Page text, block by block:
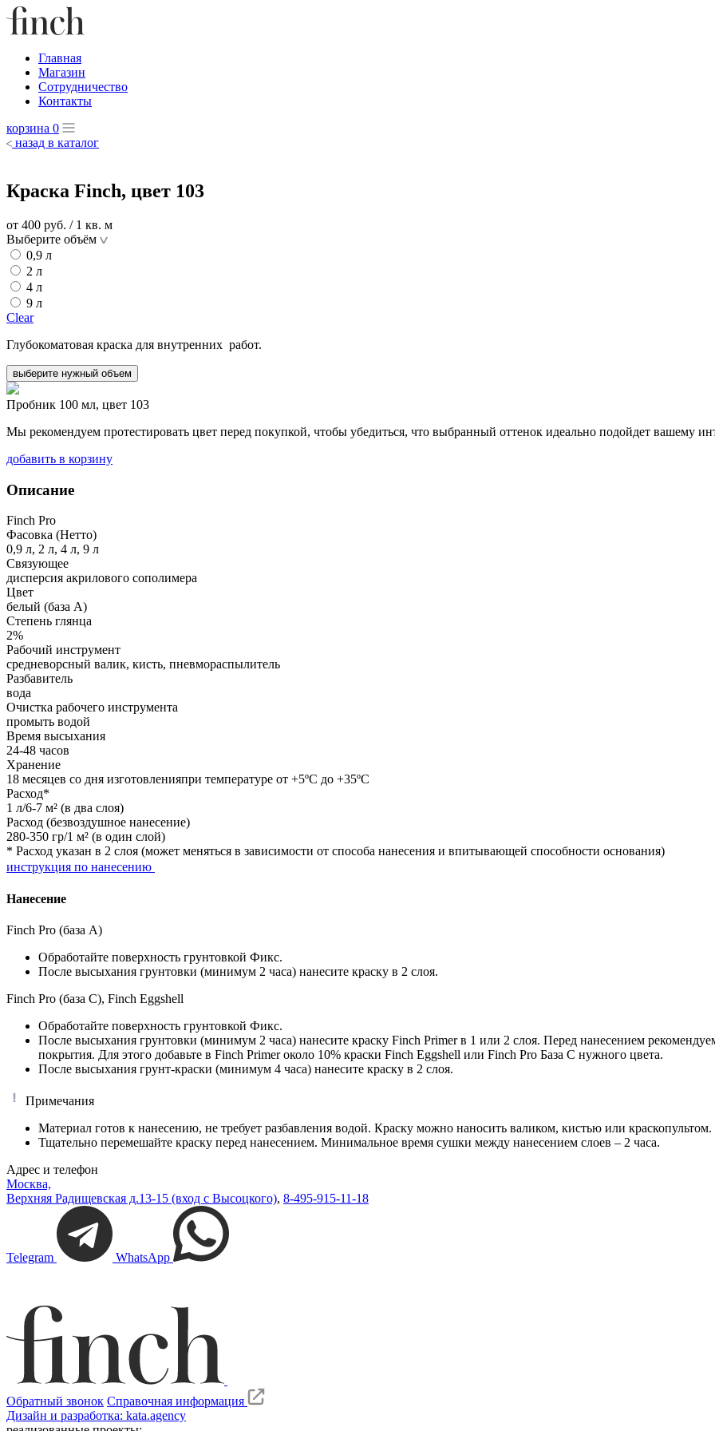
Главная
Магазин
Сотрудничество
Контакты
корзина 0
назад в каталог
Краска Finch, цвет 103
от 400 руб. / 1 кв. м
Выберите объём
0,9 л
2 л
4 л
9 л
Clear
Глубокоматовая краска для внутренних работ.
выберите нужный объем
Пробник 100 мл, цвет 103
Мы рекомендуем протестировать цвет перед покупкой, чтобы убедиться, что выбранный оттенок идеально подойдет вашему
добавить в корзину
Описание
Finch Pro
Фасовка (Нетто)
0,9 л, 2 л, 4 л, 9 л
Связующее
дисперсия акрилового сополимера
Цвет
белый (база А)
Степень глянца
2%
Рабочий инструмент
средневорсный валик, кисть, пневмораспылитель
Разбавитель
вода
Очистка рабочего инструмента
промыть водой
Время высыхания
24-48 часов
Хранение
18 месяцев со дня изготовленияпри температуре от +5ºС до +35ºС
Расход*
1 л/6-7 м² (в два слоя)
Расход (безвоздушное нанесение)
280-350 гр/1 м² (в один слой)
* Расход указан в 2 слоя (может меняться в зависимости от способа нанесения и впитывающей способности основания)
инструкция по нанесению
Нанесение
Finch Pro (база А)
Обработайте поверхность грунтовкой Фикс.
После высыхания грунтовки (минимум 2 часа) нанесите краску в 2 слоя.
Finch Pro (база C), Finch Eggshell
Обработайте поверхность грунтовкой Фикс.
После высыхания грунтовки (минимум 2 часа) нанесите краску Finch Primer в 1 или 2 слоя. Перед нанесением
покрытия. Для этого добавьте в Finch Primer около 10% краски Finch Eggshell или Finch Pro База C нужного цвета.
После высыхания грунт-краски (минимум 4 часа) нанесите краску в 2 слоя.
Примечания
Материал готов к нанесению, не требует разбавления водой. Краску можно наносить валиком, кистью или краскопультом.
Тщательно перемешайте краску перед нанесением. Минимальное время сушки между нанесением слоев – 2 часа.
Адрес и телефон
Москва,
Верхняя Радищевская д.13-15 (вход с Высоцкого), 8-495-915-11-18
Telegram WhatsApp
Обратный звонок Справочная информация
Дизайн и разработка: kata.agency